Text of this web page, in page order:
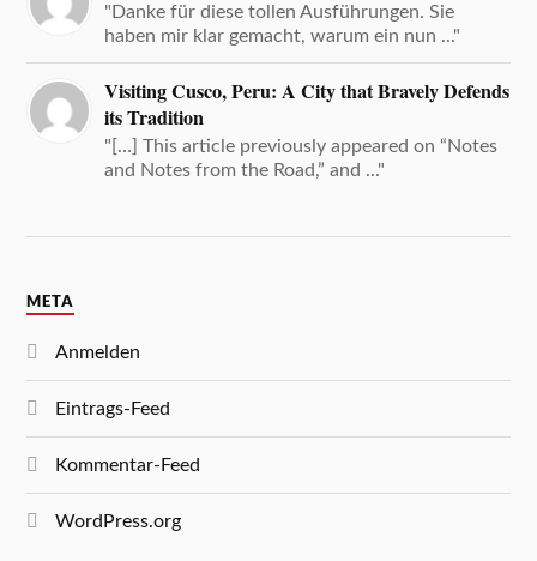
"Danke für diese tollen Ausführungen. Sie
haben mir klar gemacht, warum ein nun ..."
Visiting Cusco, Peru: A City that Bravely Defends
its Tradition
"[…] This article previously appeared on “Notes
and Notes from the Road,” and ..."
META
Anmelden
Eintrags-Feed
Kommentar-Feed
WordPress.org